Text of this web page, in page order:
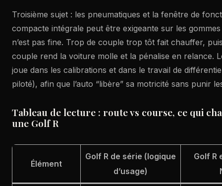
Troisième sujet : les pneumatiques et la fenêtre de
compacte intégrale peut être exigeante sur les
n’est pas fine. Trop de couple trop tôt fait chauffer,
couple rend la voiture molle et la pénalise en relance.
joue dans les calibrations et dans le travail de
piloté), afin que l’auto “libère” sa motricité sans punir
Tableau de lecture : route vs course, ce qui
une Golf R
Élément
Golf R de série (logique
d’usage)
Golf R